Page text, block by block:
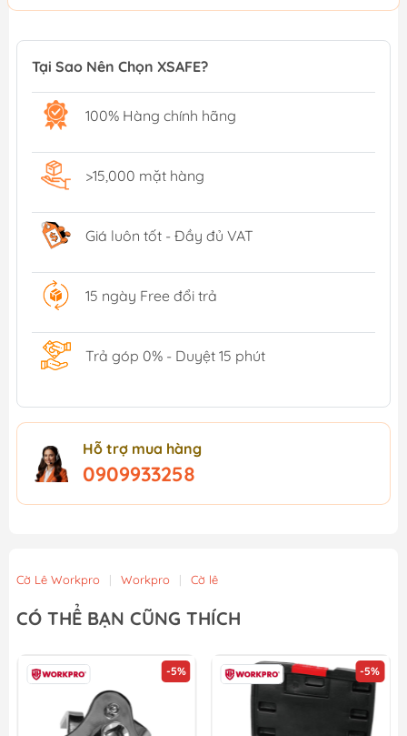
Tại Sao Nên Chọn XSAFE?
100% Hàng chính hãng
>15,000 mặt hàng
Giá luôn tốt - Đầy đủ VAT
15 ngày Free đổi trả
Trả góp 0% - Duyệt 15 phút
Hỗ trợ mua hàng
0909933258
Cờ Lê Workpro | Workpro | Cờ lê
CÓ THỂ BẠN CŨNG THÍCH
-5% -5%